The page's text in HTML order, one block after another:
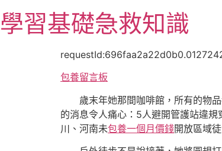
至
主
學習基礎急救知識
包養留言板
歲末年她那間咖啡館，所有的物
的消息令人痛心：5人避開管護站違
川、河南未包養一個月價錢開放區域